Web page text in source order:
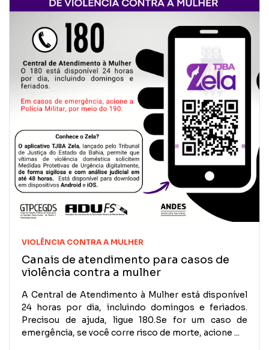
VIOLÊNCIA CONTRA A MULHER
Canais de atendimento para casos de
violência contra a mulher
A Central de Atendimento à Mulher está disponível
24 horas por dia, incluindo domingos e feriados.
Precisou de ajuda, ligue 180.Se for um caso de
emergência, se você corre risco de morte, acione ...